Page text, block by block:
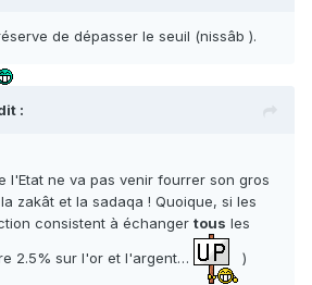
de dépasser le seuil (nissâb ).
:
l'Etat ne va pas venir fourrer son gros
zakât et la sadaqa ! Quoique, si les
consistent à échanger tous les
2.5% sur l'or et l'argent…
)